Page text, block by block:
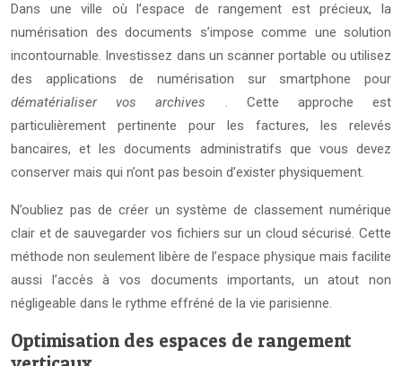
Dans une ville où l’espace de rangement est précieux, la
numérisation des documents s’impose comme une solution
incontournable. Investissez dans un scanner portable ou utilisez
des applications de numérisation sur smartphone pour
dématérialiser vos archives . Cette approche est
particulièrement pertinente pour les factures, les relevés
bancaires, et les documents administratifs que vous devez
conserver mais qui n’ont pas besoin d’exister physiquement.
N’oubliez pas de créer un système de classement numérique
clair et de sauvegarder vos fichiers sur un cloud sécurisé. Cette
méthode non seulement libère de l’espace physique mais facilite
aussi l’accès à vos documents importants, un atout non
négligeable dans le rythme effréné de la vie parisienne.
Optimisation des espaces de rangement